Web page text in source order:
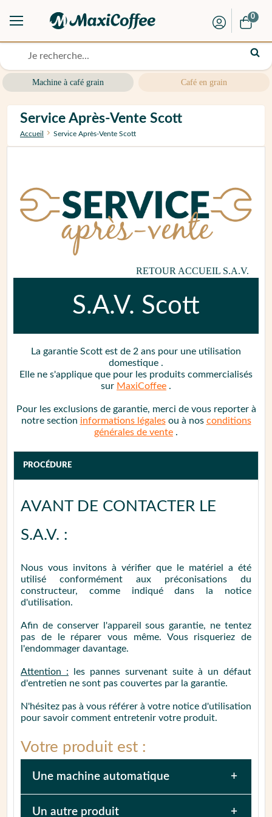
Machine à café grain Café en grain
0
Service Après-Vente Scott
Accueil Service Après-Vente Scott
RETOUR ACCUEIL S.A.V.
S.A.V. Scott
La garantie Scott est de 2 ans pour une utilisation
domestique .
Elle ne s'applique que pour les produits commercialisés
sur MaxiCoffee .
Pour les exclusions de garantie, merci de vous reporter à
notre section informations légalesou à nos conditions
générales de vente .
PROCÉDURE
AVANT DE CONTACTER LE
S.A.V. :
Nous vous invitons à vérifier que le matériel a été
utilisé conformément aux préconisations du
constructeur, comme indiqué dans la notice
d'utilisation.
Afin de conserver l'appareil sous garantie, ne tentez
pas de le réparer vous même. Vous risqueriez de
l'endommager davantage.
Attention : les pannes survenant suite à un défaut
d'entretien ne sont pas couvertes par la garantie.
N'hésitez pas à vous référer à votre notice d'utilisation
pour savoir comment entretenir votre produit.
Votre produit est :
Une machineautomatique
Afin de faciliter la prise en charge de votre
Un autre produit